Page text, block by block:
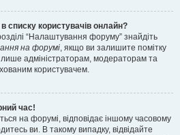
списку користувачів онлайн?
“Налаштування форуму” знайдіть
на форумі, якщо ви залишите помітку
лише адміністраторам, модераторам та
користувачем.
час!
на форумі, відповідає іншому часовому
ви. В такому випадку, відвідайте